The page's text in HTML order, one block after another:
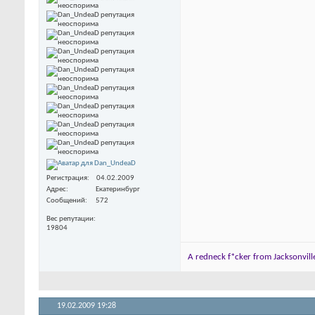
Регистрация
04.02.2009
Адрес
Екатеринбург
Сообщений
572
Вес репутации
19804
A redneck f*cker from
19.02.2009 19:28